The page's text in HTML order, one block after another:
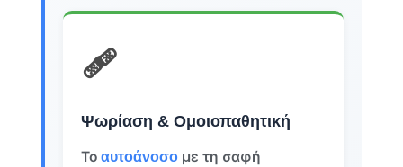
🩹
Ψωρίαση & Ομοιοπαθητική
Τοαυτοάνοσο με τη σαφή